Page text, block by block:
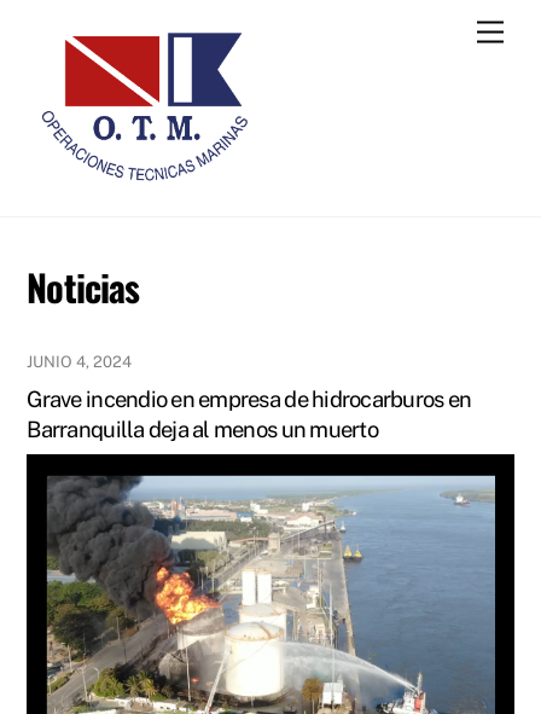
Noticias
JUNIO 4, 2024
Grave incendio en empresa de hidrocarburos en
Barranquilla deja al menos un muerto